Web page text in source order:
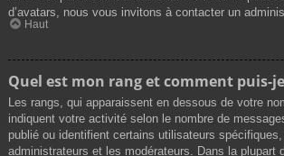
d’avatars, nous vous invitons à contacter un
Haut
Quel est mon rang et comment puis-
Les rangs, qui apparaissent en dessous de votre
indiquent votre activité selon le nombre de
publié ou identifient certains utilisateurs
administrateurs et les modérateurs. Dans la plupart